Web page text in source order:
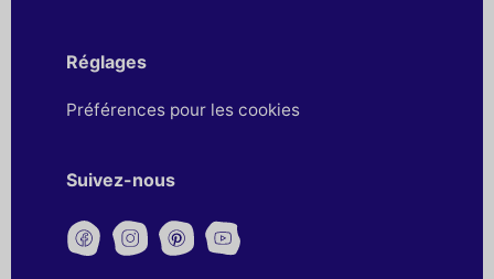
Réglages
Préférences pour les cookies
Suivez-nous